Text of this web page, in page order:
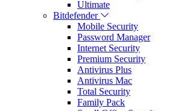
Ultimate
Bitdefender
Mobile Security
Password Manager
Internet Security
Premium Security
Antivirus Plus
Antivirus Mac
Total Security
Family Pack